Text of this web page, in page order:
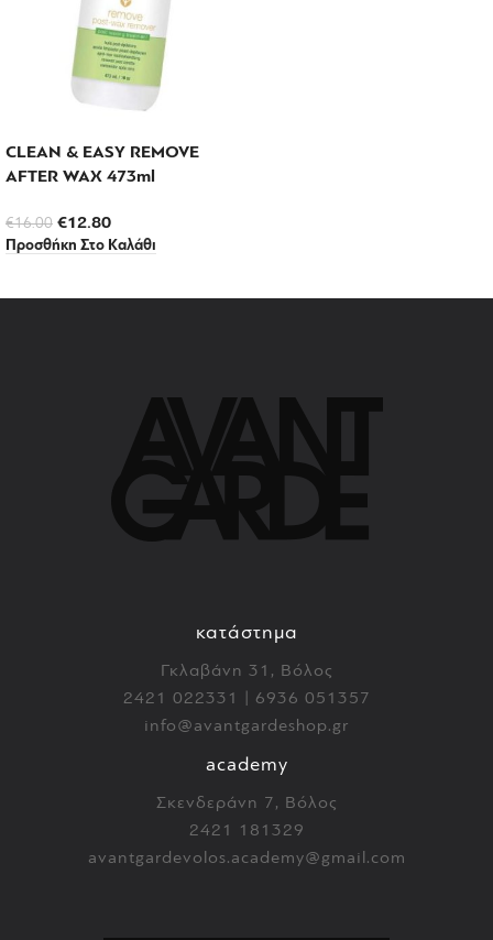
CLEAN & EASY REMOVE
AFTER WAX 473ml
€16.00 €12.80
Προσθήκη Στο Καλάθι
κατάστημα
Γκλαβάνη 31, Βόλος
2421 022331 | 6936 051357
info@avantgardeshop.gr
academy
Σκενδεράνη 7, Βόλος
2421 181329
avantgardevolos.academy@gmail.com